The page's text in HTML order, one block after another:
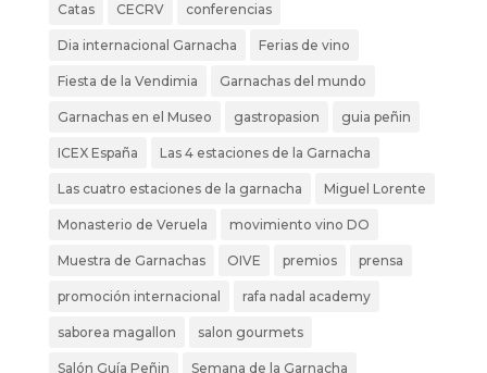
Catas CECRV conferencias
Dia internacional Garnacha Ferias de vino
Fiesta de la Vendimia Garnachas del mundo
Garnachas en el Museo gastropasion guia peñin
ICEX España Las 4 estaciones de la Garnacha
Las cuatro estaciones de la garnacha Miguel Lorente
Monasterio de Veruela movimiento vino DO
Muestra de Garnachas OIVE premios prensa
promoción internacional rafa nadal academy
saborea magallon salon gourmets
Salón Guía Peñin Semana de la Garnacha